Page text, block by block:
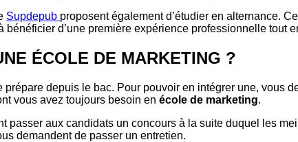
Supdepub proposent également d’étudier en alternance.
d’une première expérience professionnelle tout
ÉCOLE DE MARKETING ?
prépare depuis le bac. Pour pouvoir en intégrer une, vous
vous avez toujours besoin en école de marketing.
passer aux candidats un concours à la suite duquel les
demandent de passer un entretien.